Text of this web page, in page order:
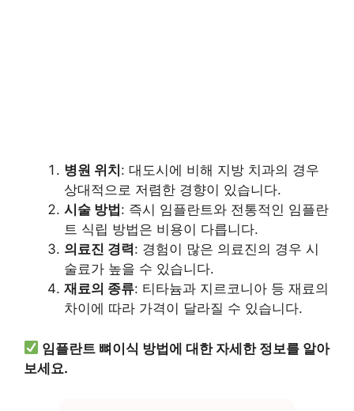
병원 위치 : 대도시에 비해 지방 치과의 경우
상대적으로 저렴한 경향이 있습니다.
시술 방법 : 즉시 임플란트와 전통적인 임플란
트 식립 방법은 비용이 다릅니다.
의료진 경력: 경험이 많은 의료진의 경우 시
술료가 높을 수 있습니다.
재료의 종류: 티타늄과 지르코니아 등 재료의
차이에 따라 가격이 달라질 수 있습니다.
임플란트 뼈이식 방법에 대한 자세한 정보를 알아
보세요.